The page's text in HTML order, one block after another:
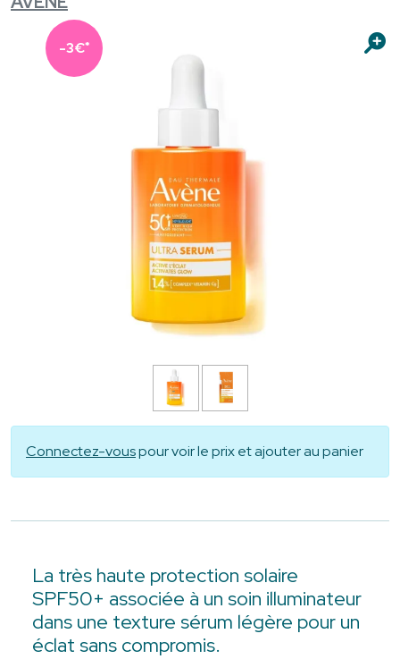
-3€*
Connectez-vouspour voir le prix et ajouter au panier
La très haute protection solaire
SPF50+ associée à un soin illuminateur
dans une texture sérum légère pour un
éclat sans compromis.